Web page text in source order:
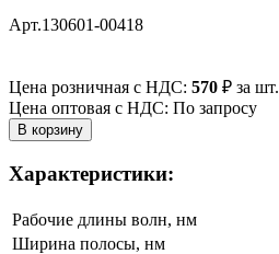
Арт.130601-00418
Цена розничная с НДС: 570 ₽ за шт.
Цена оптовая с НДС: По запросу
Характеристики:
Рабочие длины волн, нм
Ширина полосы, нм